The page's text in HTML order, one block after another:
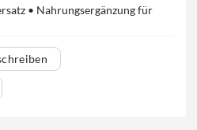
• Nahrungsergänzung für